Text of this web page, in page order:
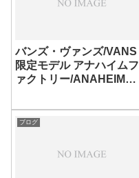
バンズ・ヴァンズ/VANS
限定モデル アナハイムフ
ァクトリー/ANAHEIM
ブログ